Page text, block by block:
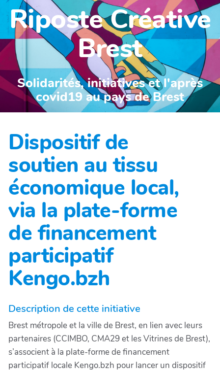
Riposte Créative
Brest
Solidarités, initiatives et l'après
covid19 au pays de Brest
Dispositif de
soutien au tissu
économique local,
via la plate-forme
de financement
participatif
Kengo.bzh
Description de cette initiative
Brest métropole et la ville de Brest, en lien avec leurs
partenaires (CCIMBO, CMA29 et les Vitrines de Brest),
s’associent à la plate-forme de financement
participatif locale Kengo.bzh pour lancer un dispositif